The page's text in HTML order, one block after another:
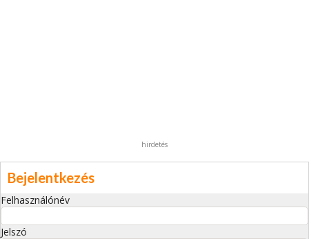
hirdetés
Bejelentkezés
Felhasználónév
Jelszó